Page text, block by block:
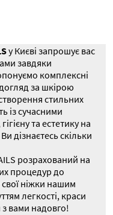
у Києві запрошує вас
завдяки
комплексні
за шкірою
стильних
із сучасними
та естетику на
дізнаєтесь скільки
розрахований на
процедур до
ніжки нашим
легкості, краси
з вами надовго!